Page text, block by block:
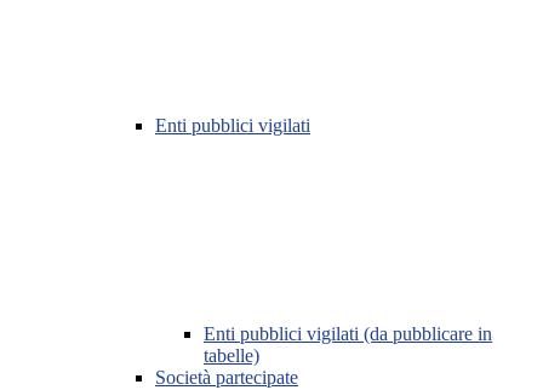
Enti pubblici vigilati
Enti pubblici vigilati (da pubblicare in
tabelle)
Società partecipate